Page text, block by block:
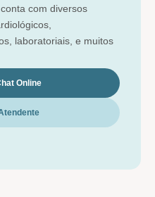
com diversos
laboratoriais, e muitos
Online